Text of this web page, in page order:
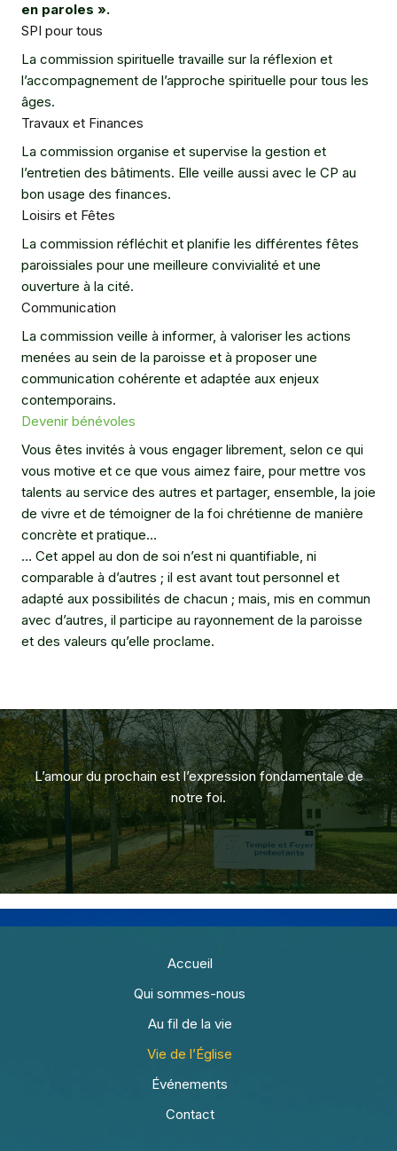
en paroles ».
SPI pour tous
La commission spirituelle travaille sur la réflexion et
l’accompagnement de l’approche spirituelle pour tous les
âges.
Travaux et Finances
La commission organise et supervise la gestion et
l’entretien des bâtiments. Elle veille aussi avec le CP au
bon usage des finances.
Loisirs et Fêtes
La commission réfléchit et planifie les différentes fêtes
paroissiales pour une meilleure convivialité et une
ouverture à la cité.
Communication
La commission veille à informer, à valoriser les actions
menées au sein de la paroisse et à proposer une
communication cohérente et adaptée aux enjeux
contemporains.
Devenir bénévoles
Vous êtes invités à vous engager librement, selon ce qui
vous motive et ce que vous aimez faire, pour mettre vos
talents au service des autres et partager, ensemble, la joie
de vivre et de témoigner de la foi chrétienne de manière
concrète et pratique…
… Cet appel au don de soi n’est ni quantifiable, ni
comparable à d’autres ; il est avant tout personnel et
adapté aux possibilités de chacun ; mais, mis en commun
avec d’autres, il participe au rayonnement de la paroisse
et des valeurs qu’elle proclame.
L’amour du prochain est l’expression fondamentale de
notre foi.
Accueil
Qui sommes-nous
Au fil de la vie
Vie de l’Église
Événements
Contact